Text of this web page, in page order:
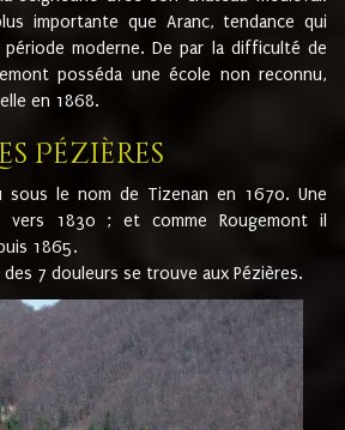
importante que Aranc, tendance qui
période moderne. De par la difficulté de
posséda une école non reconnu,
en 1868.
Pézières
sous le nom de Tizenan en 1670. Une
vers 1830 ; et comme Rougemont il
1865.
7 douleurs se trouve aux Pézières.